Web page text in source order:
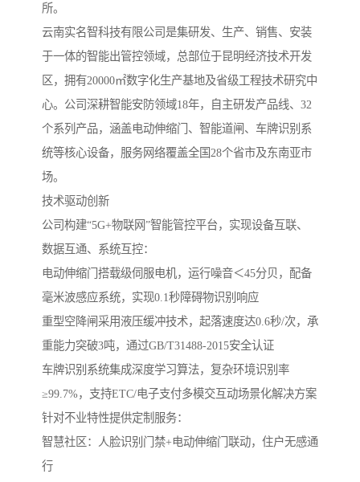
所。
云南实名智科技有限公司是集研发、生产、销售、安装
于一体的智能出管控领域，总部位于昆明经济技术开发
区，拥有20000㎡数字化生产基地及省级工程技术研究中
心。公司深耕智能安防领域18年，自主研发产品线、32
个系列产品，涵盖电动伸缩门、智能道闸、车牌识别系
统等核心设备，服务网络覆盖全国28个省市及东南亚市
场。
‌技术驱动创新‌
公司构建“5G+物联网”智能管控平台，实现设备互联、
数据互通、系统互控：
电动伸缩门搭载级伺服电机，运行噪音＜45分贝，配备
毫米波感应系统，实现0.1秒障碍物识别响应
重型空降闸采用液压缓冲技术，起落速度达0.6秒/次，承
重能力突破3吨，通过GB/T31488-2015安全认证
车牌识别系统集成深度学习算法，复杂环境识别率
≥99.7%，支持ETC/电子支付多模交互动场景化解决方案‌
针对不业特性提供定制服务：
‌智慧社区‌：人脸识别门禁+电动伸缩门联动，住户无感通
行